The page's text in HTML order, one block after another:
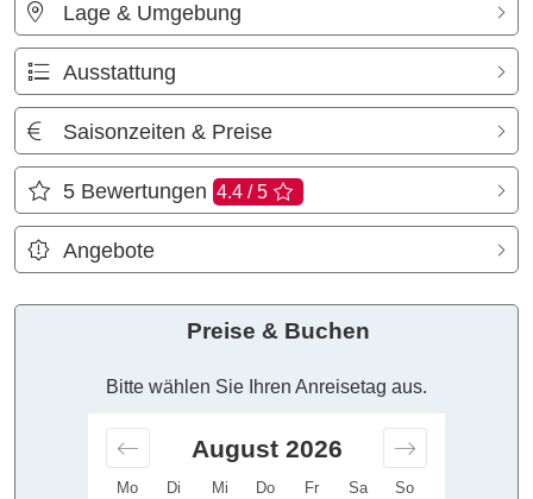
Lage & Umgebung
Ausstattung
Saisonzeiten & Preise
5 Bewertungen 4.4 / 5
Angebote
Preise & Buchen
Bitte wählen Sie Ihren Anreisetag aus.
Mo Di Mi Do Fr Sa So
August 2026